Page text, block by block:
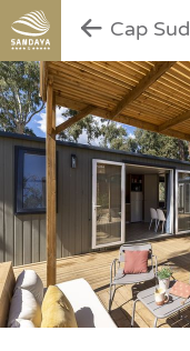
Cap Sud